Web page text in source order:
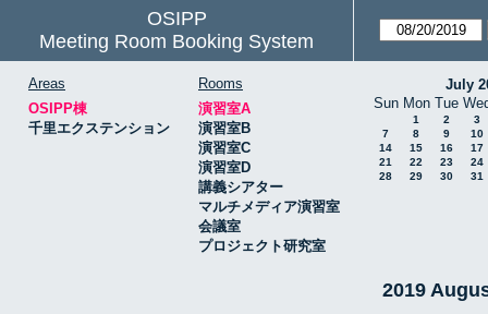
OSIPP
Meeting Room Booking System
Areas
OSIPP棟
千里エクステンション
Rooms
演習室A
演習室B
演習室C
演習室D
講義シアター
マルチメディア演習室
会議室
プロジェクト研究室
July
Sun Mon Tue
1 2
3
7
8 9
10
14
15 16
17
21
22 23
24
28
29 30 31
2019